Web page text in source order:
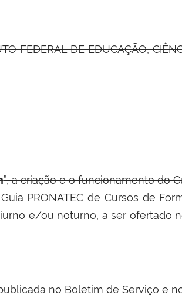
FEDERAL DE EDUCAÇÃO,
”, a criação e o funcionamento do
PRONATEC de Cursos de
e/ou noturno, a ser ofertado
no Boletim de Serviço e